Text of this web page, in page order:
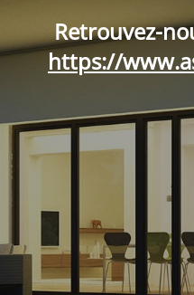
Retrouvez-
https://